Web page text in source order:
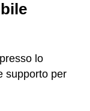
lo
supporto per